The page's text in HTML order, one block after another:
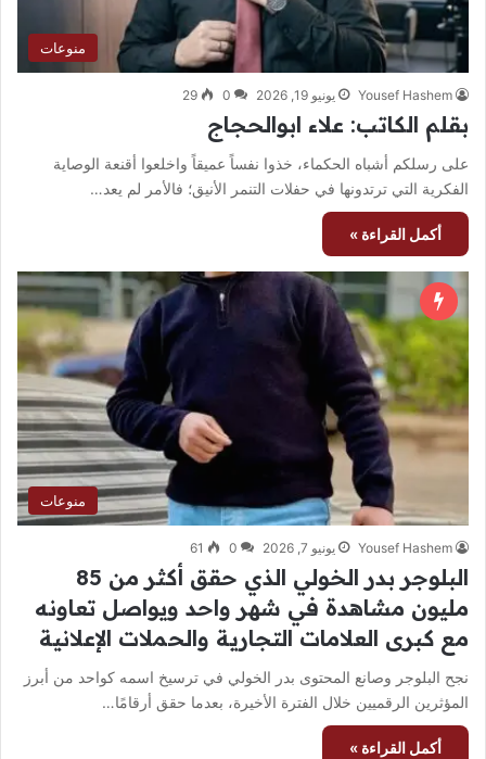
منوعات
Yousef Hashem يونيو 19, 2026 0
29
‏بقلم الكاتب: علاء ابوالحجاج
‏على رسلكم أشباه الحكماء، خذوا نفساً عميقاً واخلعوا أقنعة الوصاية
الفكرية التي ترتدونها في حفلات التنمر الأنيق؛ فالأمر لم يعد…
أكمل القراءة »
منوعات
Yousef Hashem يونيو 7, 2026 0
61
البلوجر بدر الخولي الذي حقق أكثر من 85
مليون مشاهدة في شهر واحد ويواصل تعاونه
مع كبرى العلامات التجارية والحملات الإعلانية
نجح البلوجر وصانع المحتوى بدر الخولي في ترسيخ اسمه كواحد من أبرز
المؤثرين الرقميين خلال الفترة الأخيرة، بعدما حقق أرقامًا…
أكمل القراءة »